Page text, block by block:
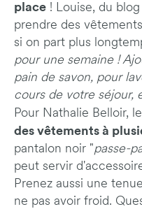
place ! Louise, du blog
prendre des
si on part plus
pour une semaine !
pain de savon, pour
cours de votre séjour,
Pour Nathalie Belloir,
des vêtements à
pantalon noir "passe-
peut servir
Prenez aussi une
ne pas avoir froid.